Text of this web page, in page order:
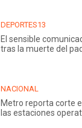
DEPORTES13
El sensible
tras la muerte del
NACIONAL
Metro reporta corte
las estaciones